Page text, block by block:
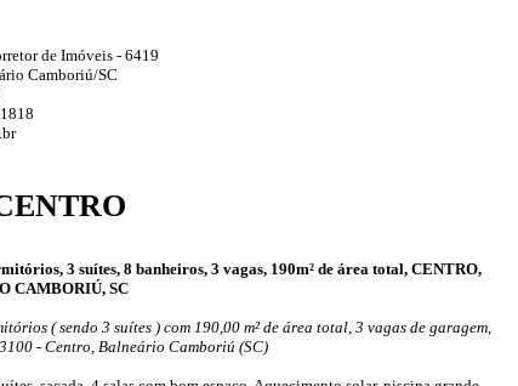
de Imóveis - 6419
Camboriú/SC
3 suítes, 8 banheiros, 3 vagas, 190m² de área total, CENTRO,
CAMBORIÚ, SC
( sendo 3 suítes ) com 190,00 m² de área total, 3 vagas de garagem,
- Centro, Balneário Camboriú (SC)